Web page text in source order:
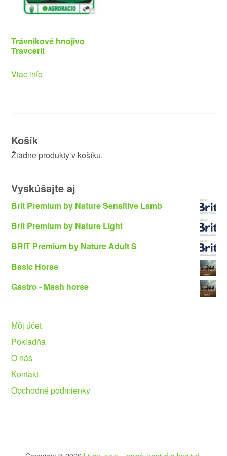
Trávnikové hnojivo
Travcerit
Viac info
Košík
Žiadne produkty v košíku.
Vyskúšajte aj
Brit Premium by Nature Sensitive Lamb
Brit Premium by Nature Light
BRIT Premium by Nature Adult S
Basic Horse
Gastro - Mash horse
Môj účet
Pokladňa
O nás
Kontakt
Obchodné podmienky